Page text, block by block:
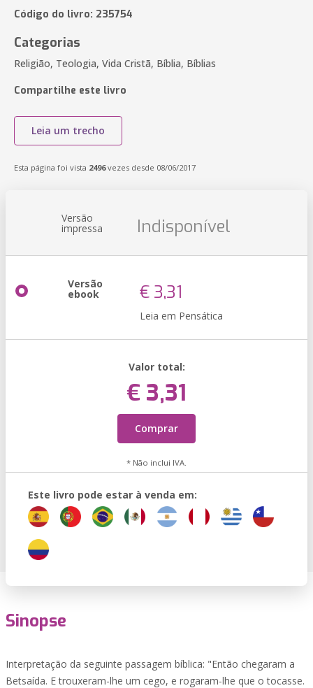
Código do livro: 235754
Categorias
Religião, Teologia, Vida Cristã, Bíblia, Bíblias
Compartilhe este livro
Leia um trecho
Esta página foi vista 2496vezes desde 08/06/2017
Versão
impressa Indisponível
Versão
ebook € 3,31
Leia em Pensática
Valor total:
€ 3,31
Comprar
* Não inclui IVA.
Este livro pode estar à venda em:
Sinopse
Interpretação da seguinte passagem bíblica: "Então chegaram a
Betsaída. E trouxeram-lhe um cego, e rogaram-lhe que o tocasse.